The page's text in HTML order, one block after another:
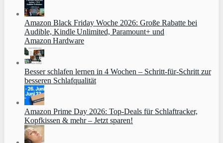
Amazon Black Friday Woche 2026: Große Rabatte bei
Audible, Kindle Unlimited, Paramount+ und
Amazon Hardware
Besser schlafen lernen in 4 Wochen – Schritt‑für‑Schritt zur
besseren Schlafqualität
Amazon Prime Day 2026: Top-Deals für Schlaftracker,
Kopfkissen & mehr – Jetzt sparen!